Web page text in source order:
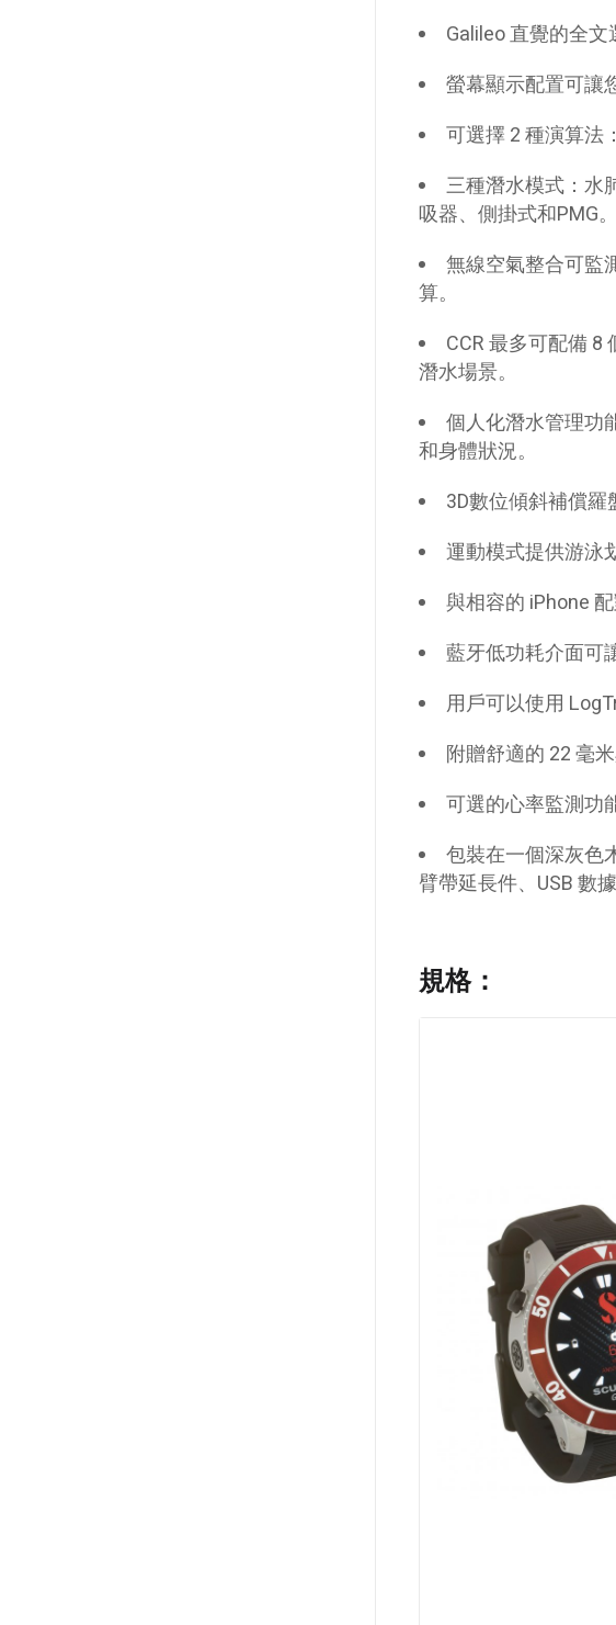
Galileo 直覺的全
螢幕顯示配置可讓
可選擇 2 種演算法
三種潛水模式：水
吸器、側掛式和PMG。
無線空氣整合可監
算。
CCR 最多可配備
潛水場景。
個人化潛水管理功
和身體狀況。
3D數位傾斜補償羅
運動模式提供游泳
與相容的 iPhone
藍牙低功耗介面可
用戶可以使用
附贈舒適的 22 毫
可選的心率監測功
包裝在一個深灰色
臂帶延長件、USB 數
規格：